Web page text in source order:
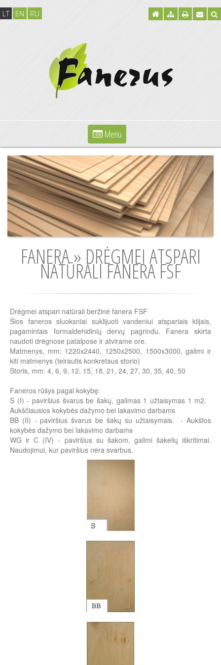
LT EN RU
Menu
FANERA » DRĖGMEI ATSPARI
NATŪRALI FANERA FSF
Drėgmei atspari natūrali beržinė fanera FSF
Šios faneros sluoksniai suklijuoti vandeniui atspariais klijais,
pagamintais formaldehidinių dervų pagrindu. Fanera skirta
naudoti drėgnose patalpose ir atvirame ore.
Matmenys, mm: 1220x2440, 1250x2500, 1500x3000, galimi ir
kiti matmenys (teirautis konkretaus storio)
Storis, mm: 4, 6, 9, 12, 15, 18, 21, 24, 27, 30, 35, 40, 50
Faneros rūšys pagal kokybę:
S (I) - paviršius švarus be šakų, galimas 1 užtaisymas 1 m2.
Aukščiausios kokybės dažymo bei lakavimo darbams
BB (II) - paviršius švarus be šakų su užtaisymais. - Aukštos
kokybės dažymo bei lakavimo darbams
WG ir C (IV) - paviršius su šakom, galimi šakelių iškritimai.
Naudojimui, kur paviršius nėra svarbus.